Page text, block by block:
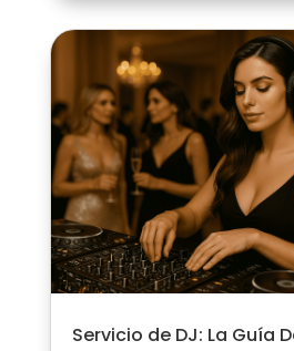
Servicio de DJ: La Guía